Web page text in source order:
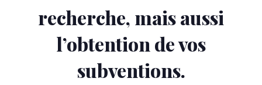
recherche, mais aussi
l’obtention de vos
subventions.